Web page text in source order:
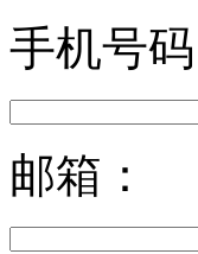
手机号码
邮箱：